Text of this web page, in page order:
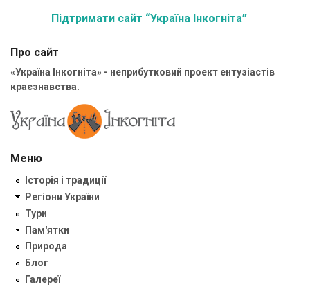
Підтримати сайт “Україна Інкогніта”
Про сайт
«Україна Інкогніта» - неприбутковий проект ентузіастів
краєзнавства.
Меню
Історія і традиції
Регіони України
Тури
Пам'ятки
Природа
Блог
Галереї